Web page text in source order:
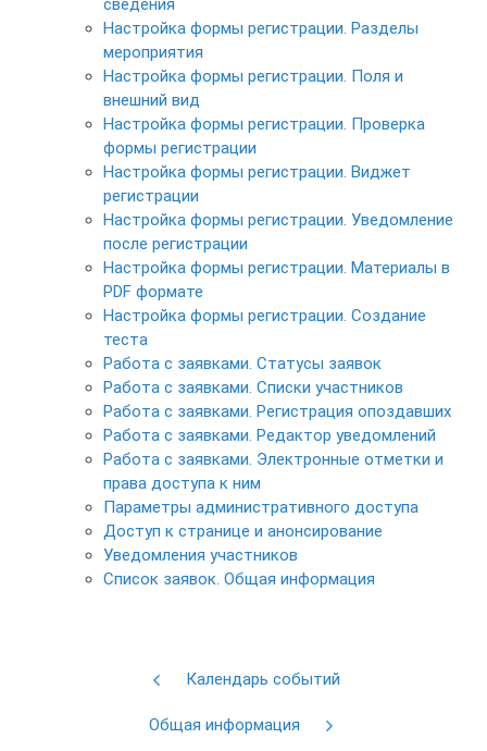
сведения
Настройка формы регистрации. Разделы
мероприятия
Настройка формы регистрации. Поля и
внешний вид
Настройка формы регистрации. Проверка
формы регистрации
Настройка формы регистрации. Виджет
регистрации
Настройка формы регистрации. Уведомление
после регистрации
Настройка формы регистрации. Материалы в
PDF формате
Настройка формы регистрации. Создание
теста
Работа с заявками. Статусы заявок
Работа с заявками. Списки участников
Работа с заявками. Регистрация опоздавших
Работа с заявками. Редактор уведомлений
Работа с заявками. Электронные отметки и
права доступа к ним
Параметры административного доступа
Доступ к странице и анонсирование
Уведомления участников
Список заявок. Общая информация
Календарь событий
Общая информация